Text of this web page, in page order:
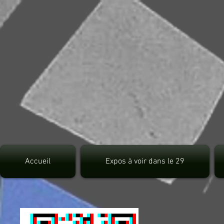
src="https://pagead2.googlesyndication.com/pagead/js/adsbygoogle.js">
Accueil Expos à voir dans le 29